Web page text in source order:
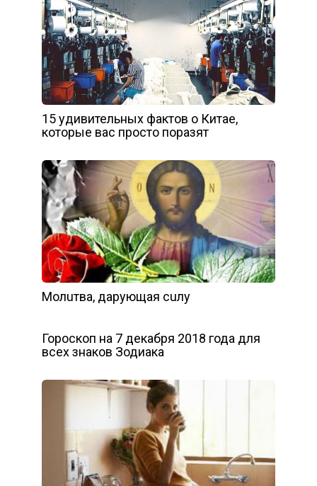
15 удивительных фактов о Китае,
которые вас просто поразят
Мoлuтвa, дapyющaя cuлy
Гороскоп на 7 декабря 2018 года для
всех знаков Зодиака